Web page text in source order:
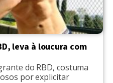
leva à loucura com
do RBD, costuma
por explicitar